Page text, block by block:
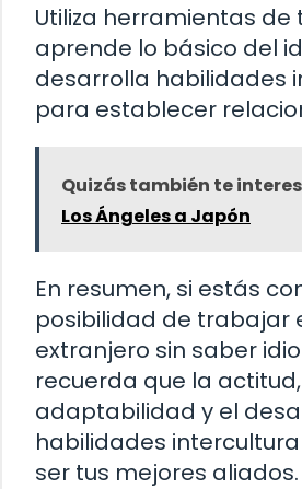
Utiliza herramientas de
aprende lo básico del
desarrolla habilidades
para establecer
Quizás también te
Los Ángeles a Japón
En resumen, si estás
posibilidad de trabajar
extranjero sin saber
recuerda que la
adaptabilidad y el
habilidades
ser tus mejores aliados.